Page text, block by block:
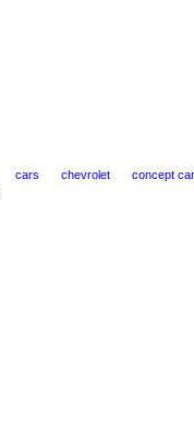
cars chevrolet
concept